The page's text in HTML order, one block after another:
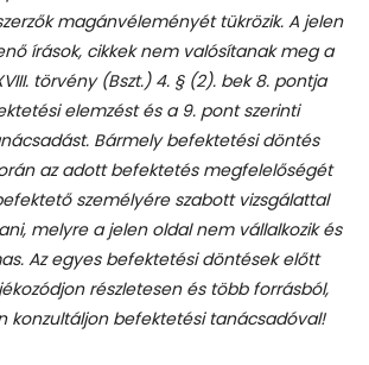
magánvéleményét tükrözik. A jelen
írások, cikkek nem valósítanak meg a
törvény (Bszt.) 4. § (2). bek 8. pontja
elemzést és a 9. pont szerinti
Bármely befektetési döntés
az adott befektetés megfelelőségét
személyére szabott vizsgálattal
melyre a jelen oldal nem vállalkozik és
Az egyes befektetési döntések előtt
részletesen és több forrásból,
konzultáljon befektetési tanácsadóval!